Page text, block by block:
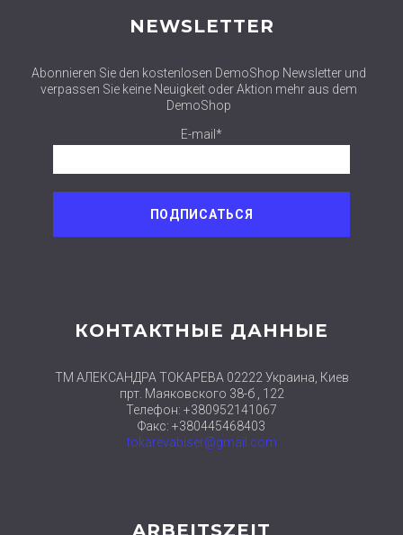
NEWSLETTER
Abonnieren Sie den kostenlosen DemoShop Newsletter und
verpassen Sie keine Neuigkeit oder Aktion mehr aus dem
DemoShop
E-mail*
КОНТАКТНЫЕ ДАННЫЕ
ТМ АЛЕКСАНДРА ТОКАРЕВА 02222 Украина, Киев
прт. Маяковского 38-б , 122
Телефон: +380952141067
Факс: +380445468403
tokarevabiser@gmail.com
ARBEITSZEIT